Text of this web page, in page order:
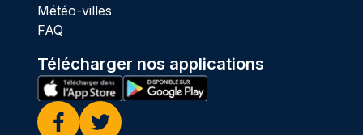
Météo-villes
FAQ
Télécharger nos applications